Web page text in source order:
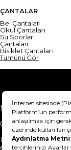
ÇANTALAR
Bel Çantaları
Okul Çantaları
Su Sporları
Çantaları
Bisiklet Çantaları
Tümünü Gör
Mesafeli Satış
Gizlilik Sözleşmesi
Ürünümü nasıl iade
edebilirim?